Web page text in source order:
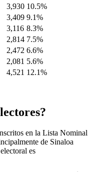
3,930 10.5%
3,409 9.1%
3,116 8.3%
2,814 7.5%
2,472 6.6%
2,081 5.6%
4,521 12.1%
en la Lista Nominal
de Sinaloa
es